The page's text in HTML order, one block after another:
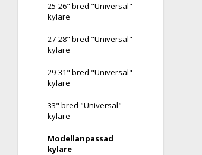
25-26" bred "Universal"
kylare
27-28" bred "Universal"
kylare
29-31" bred "Universal"
kylare
33" bred "Universal"
kylare
Modellanpassad
kylare